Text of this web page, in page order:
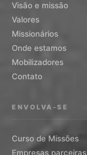
Visão e missão
Valores
Missionários
Onde estamos
Mobilizadores
Contato
ENVOLVA-SE
Curso de Missões
Empresas parceiras